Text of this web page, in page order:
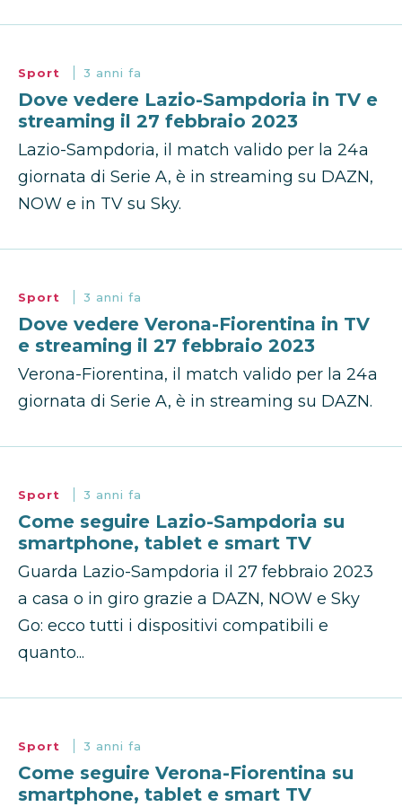
Sport 3 anni fa
Dove vedere Lazio-Sampdoria in TV e
streaming il 27 febbraio 2023
Lazio-Sampdoria, il match valido per la 24a
giornata di Serie A, è in streaming su DAZN,
NOW e in TV su Sky.
Sport 3 anni fa
Dove vedere Verona-Fiorentina in TV
e streaming il 27 febbraio 2023
Verona-Fiorentina, il match valido per la 24a
giornata di Serie A, è in streaming su DAZN.
Sport 3 anni fa
Come seguire Lazio-Sampdoria su
smartphone, tablet e smart TV
Guarda Lazio-Sampdoria il 27 febbraio 2023
a casa o in giro grazie a DAZN, NOW e Sky
Go: ecco tutti i dispositivi compatibili e
quanto...
Sport 3 anni fa
Come seguire Verona-Fiorentina su
smartphone, tablet e smart TV